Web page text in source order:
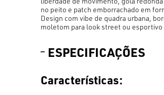
no peito e patch emborrachado em
Design com vibe de quadra urbana,
moletom para look street ou esportivo
ESPECIFICAÇÕES
Características: